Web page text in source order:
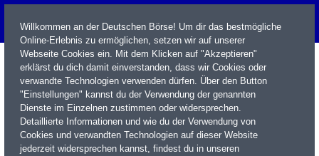
Name / WKN / ISIN / Kürzel
Willkommen an der Deutschen Börse! Um dir das bestmögliche
Online-Erlebnis zu ermöglichen, setzen wir auf unserer
Webseite Cookies ein. Mit dem Klicken auf "Akzeptieren"
erklärst du dich damit einverstanden, dass wir Cookies oder
verwandte Technologien verwenden dürfen. Über den Button
"Einstellungen" kannst du der Verwendung der genannten
Dienste im Einzelnen zustimmen oder widersprechen.
Detaillierte Informationen und wie du der Verwendung von
Cookies und verwandten Technologien auf dieser Website
jederzeit widersprechen kannst, findest du in unseren